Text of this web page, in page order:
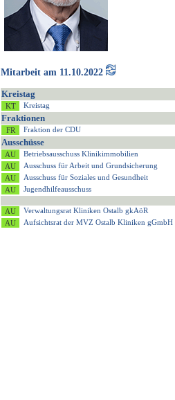
Mitarbeit am 11.10.2022
Kreistag
Kreistag
Fraktionen
Fraktion der CDU
Ausschüsse
Betriebsausschuss Klinikimmobilien
Ausschuss für Arbeit und Grundsicherung
Ausschuss für Soziales und Gesundheit
Jugendhilfeausschuss
Verwaltungsrat Kliniken Ostalb gkAöR
Aufsichtsrat der MVZ Ostalb Kliniken gGmbH